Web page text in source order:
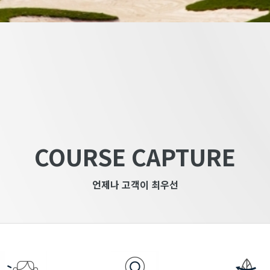
COURSE CAPTURE
언제나 고객이 최우선